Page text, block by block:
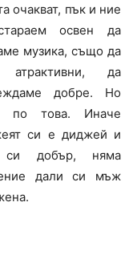
очакват, пък и ние
освен да
музика, също да
да
добре. Но
по това. Иначе
си е диджей и
си добър, няма
дали си мъж